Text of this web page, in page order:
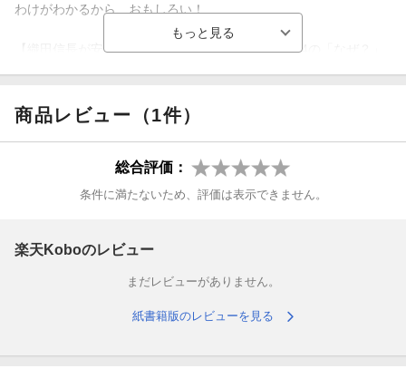
わけがわかるから、おもしろい！
【織田信長が安土城を築いたのはなぜ？】など、84の「なぜ？」
「実はそんな理由があったのか！」という歴史の本質に迫る内容
が満載です。
私立の中高一貫校で歴史を教える現役教師が、
・スキマ時間に日本史の教養を身につけたい大人
商品レビュー（1件）
総合評価：
条件に満たないため、評価は表示できません。
楽天Koboのレビュー
まだレビューがありません。
紙書籍版のレビューを見る